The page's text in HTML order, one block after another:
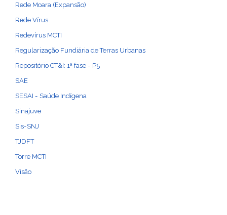
Rede Moara (Expansão)
Rede Vírus
Redevírus MCTI
Regularização Fundiária de Terras Urbanas
Repositório CT&I: 1ª fase - P5
SAE
SESAI - Saúde Indígena
Sinajuve
Sis-SNJ
TJDFT
Torre MCTI
Visão